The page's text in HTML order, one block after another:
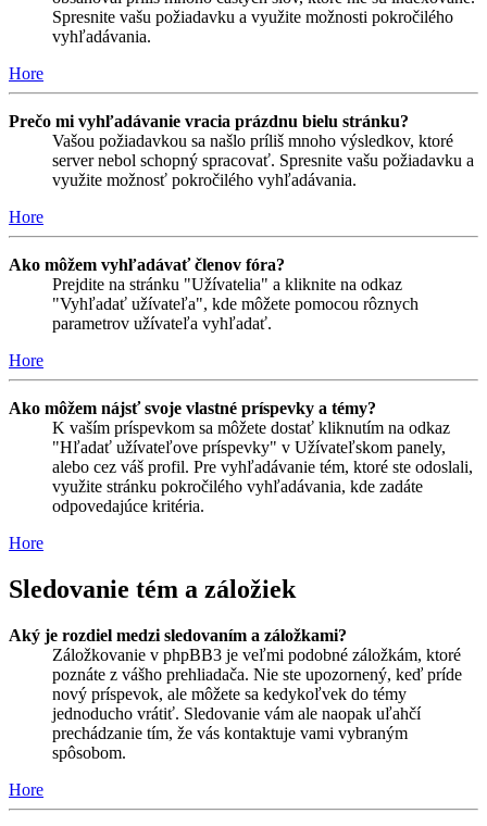
Spresnite vašu požiadavku a využite možnosti pokročilého
vyhľadávania.
Hore
Prečo mi vyhľadávanie vracia prázdnu bielu stránku?
Vašou požiadavkou sa našlo príliš mnoho výsledkov, ktoré
server nebol schopný spracovať. Spresnite vašu požiadavku a
využite možnosť pokročilého vyhľadávania.
Hore
Ako môžem vyhľadávať členov fóra?
Prejdite na stránku "Užívatelia" a kliknite na odkaz
"Vyhľadať užívateľa", kde môžete pomocou rôznych
parametrov užívateľa vyhľadať.
Hore
Ako môžem nájsť svoje vlastné príspevky a témy?
K vaším príspevkom sa môžete dostať kliknutím na odkaz
"Hľadať užívateľove príspevky" v Užívateľskom panely,
alebo cez váš profil. Pre vyhľadávanie tém, ktoré ste odoslali,
využite stránku pokročilého vyhľadávania, kde zadáte
odpovedajúce kritéria.
Hore
Sledovanie tém a záložiek
Aký je rozdiel medzi sledovaním a záložkami?
Záložkovanie v phpBB3 je veľmi podobné záložkám, ktoré
poznáte z vášho prehliadača. Nie ste upozornený, keď príde
nový príspevok, ale môžete sa kedykoľvek do témy
jednoducho vrátiť. Sledovanie vám ale naopak uľahčí
prechádzanie tím, že vás kontaktuje vami vybraným
spôsobom.
Hore